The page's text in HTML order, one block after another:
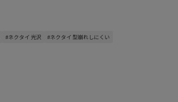
#ネクタイ 光沢 #ネクタイ 型崩れしにくい